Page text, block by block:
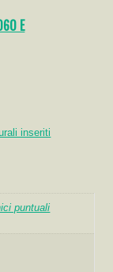
E
inseriti
puntuali